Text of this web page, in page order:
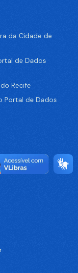
da Cidade de
de Dados
Recife
Portal de Dados